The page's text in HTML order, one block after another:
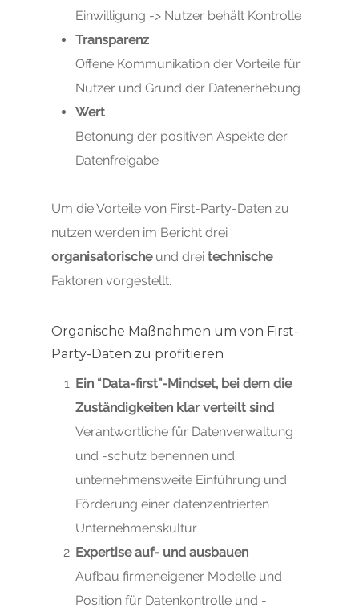
Einwilligung -> Nutzer behält Kontrolle
Transparenz
Offene Kommunikation der Vorteile für
Nutzer und Grund der Datenerhebung
Wert
Betonung der positiven Aspekte der
Datenfreigabe
Um die Vorteile von First-Party-Daten zu
nutzen werden im Bericht drei
organisatorische und drei technische
Faktoren vorgestellt.
Organische Maßnahmen um von First-
Party-Daten zu profitieren
Ein “Data-first”-Mindset, bei dem die
Zuständigkeiten klar verteilt sind
Verantwortliche für Datenverwaltung
und -schutz benennen und
unternehmensweite Einführung und
Förderung einer datenzentrierten
Unternehmenskultur
Expertise auf- und ausbauen
Aufbau firmeneigener Modelle und
Position für Datenkontrolle und -